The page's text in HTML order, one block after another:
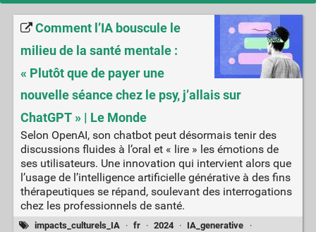
Comment l’IA bouscule le
milieu de la santé mentale :
« Plutôt que de payer une
nouvelle séance chez le psy, j’allais sur
ChatGPT » | Le Monde
Selon OpenAI, son chatbot peut désormais tenir des
discussions fluides à l’oral et « lire » les émotions de
ses utilisateurs. Une innovation qui intervient alors que
l’usage de l’intelligence artificielle générative à des fins
thérapeutiques se répand, soulevant des interrogations
chez les professionnels de santé.
impacts_culturels_IA · fr · 2024 · IA_generative
·